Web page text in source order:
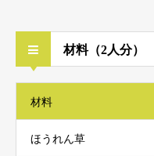
材料（2人分）
材料
ほうれん草